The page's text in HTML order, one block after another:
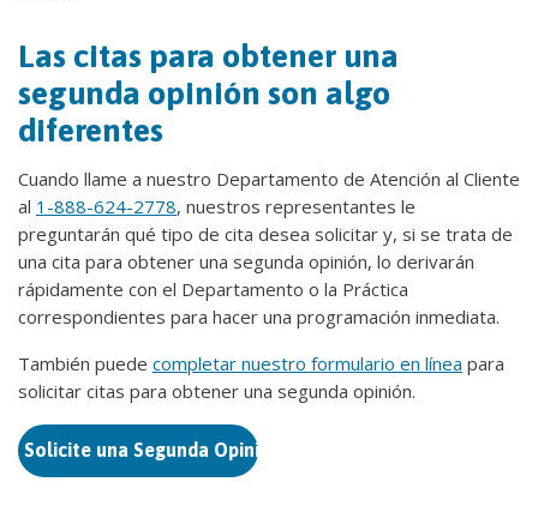
Las citas para obtener una
segunda opinión son algo
diferentes
Cuando llame a nuestro Departamento de Atención al Cliente
al 1-888-624-2778, nuestros representantes le
preguntarán qué tipo de cita desea solicitar y, si se trata de
una cita para obtener una segunda opinión, lo derivarán
rápidamente con el Departamento o la Práctica
correspondientes para hacer una programación inmediata.
También puede completar nuestro formulario en línea para
solicitar citas para obtener una segunda opinión.
Solicite una Segunda Opinión